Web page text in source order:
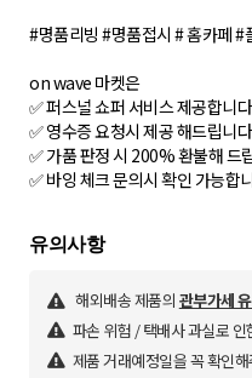
#명품리빙 #명품접시 # 홈카페
on wave 마켓은
✅ 퍼스널 쇼퍼 서비스 제공합니
✅ 영수증 요청시 제공 해드립니
✅ 가품 판정 시 200% 환불해 드
✅ 바잉 체크 문의시 확인 가능합
유의사항
해외배송 제품의 관부가세
파손 위험 / 택배사 과실로 인
제품 거래예정일을 꼭 확인